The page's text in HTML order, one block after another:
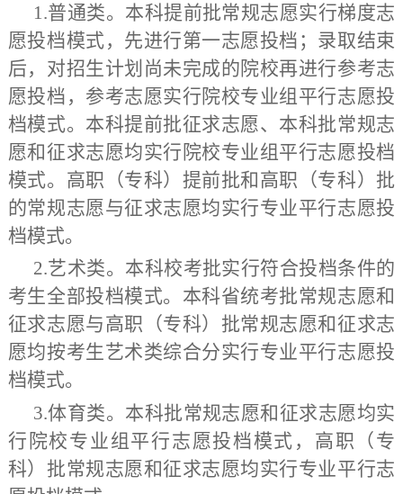
1.普通类。本科提前批常规志愿实行梯度志
愿投档模式，先进行第一志愿投档；录取结束
后，对招生计划尚未完成的院校再进行参考志
愿投档，参考志愿实行院校专业组平行志愿投
档模式。本科提前批征求志愿、本科批常规志
愿和征求志愿均实行院校专业组平行志愿投档
模式。 高职（专科）提前批和高职（专科）批
的常规志愿与征求志愿均实行专业平行志愿投
档模式。
2.艺术类。本科校考批实行符合投档条件的
考生全部投档模式。本科省统考批常规志愿和
征求志愿与高职（专科）批常规志愿和征求志
愿均按考生艺术类综合分实行专业平行志愿投
档模式。
3.体育类。本科批常规志愿和征求志愿均实
行 院校专业组 平行志愿投档模式，高职（专
科）批常规志愿和征求志愿均实行专业平行志